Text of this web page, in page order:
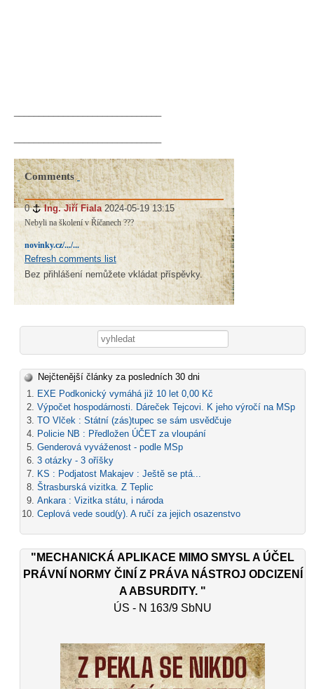
Comments
0 # Ing. Jiří Fiala 2024-05-19 13:15
Nebyli na školení v Říčanech ???
novinky.cz/.../...
Refresh comments list
Bez přihlášení nemůžete vkládat příspěvky.
Vyhledávání
Nejčtenější články za posledních 30 dni
EXE Podkonický vymáhá již 10 let 0,00 Kč
Výpočet hospodárnosti. Dáreček Tejcovi. K jeho výročí na MSp
TO Vlček : Státní (zás)tupec se sám usvědčuje
Policie NB : Předložen ÚČET za vloupání
Genderová vyváženost - podle MSp
3 otázky - 3 oříšky
KS : Podjatost Makajev : Ještě se ptá...
Štrasburská vizitka. Z Teplic
Ankara : Vizitka státu, i národa
Ceplová vede soud(y). A ručí za jejich osazenstvo
"MECHANICKÁ APLIKACE MIMO SMYSL A ÚČEL
PRÁVNÍ NORMY ČINÍ Z PRÁVA NÁSTROJ ODCIZENÍ
A ABSURDITY. "
ÚS - N 163/9 SbNU